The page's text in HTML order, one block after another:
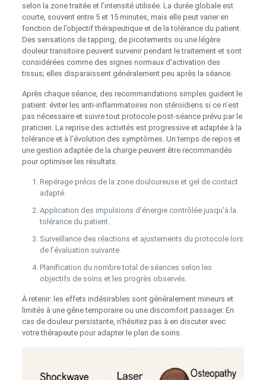
selon la zone traitée et l’intensité utilisée. La durée globale est
courte, souvent entre 5 et 15 minutes, mais elle peut varier en
fonction de l’objectif thérapeutique et de la tolérance du patient.
Des sensations de tapping, de picotements ou une légère
douleur transitoire peuvent survenir pendant le traitement et sont
considérées comme des signes normaux d’activation des
tissus; elles disparaissent généralement peu après la séance.
Après chaque séance, des recommandations simples guident le
patient: éviter les anti‑inflammatoires non stéroïdiens si ce n’est
pas nécessaire et suivre tout protocole post‑séance prévu par le
praticien. La reprise des activités est progressive et adaptée à la
tolérance et à l’évolution des symptômes. Un temps de repos et
une gestion adaptée de la charge peuvent être recommandés
pour optimiser les résultats.
Repérage précis de la zone douloureuse et gel de contact
adapté.
Application des impulsions d’énergie contrôlée jusqu’à la
tolérance du patient.
Surveillance des réactions et ajustements du protocole lors
de l’évaluation suivante.
Planification du nombre total de séances selon les
objectifs de soins et les progrès observés.
À retenir: les effets indésirables sont généralement mineurs et
limités à une gêne temporaire ou une discomfort passager. En
cas de douleur persistante, n’hésitez pas à en discuter avec
votre thérapeute pour adapter le plan de soins.